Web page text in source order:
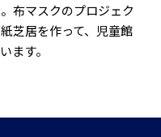
布マスクのプロジェク
芝居を作って、児童館
ます。